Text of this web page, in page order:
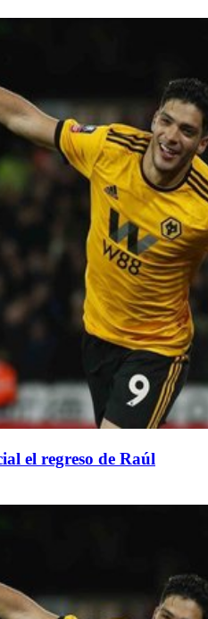
el regreso de Raúl